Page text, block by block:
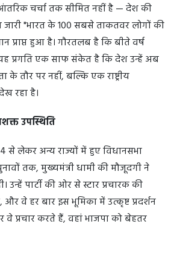
चर्चा तक सीमित नहीं है — देश की
जारी "भारत के 100 सबसे ताकतवर लोगों की
प्राप्त हुआ है। गौरतलब है कि बीते वर्ष
प्रगति एक साफ संकेत है कि देश उन्हें अब
तौर पर नहीं, बल्कि एक राष्ट्रीय
रहा है।
उपस्थिति
से लेकर अन्य राज्यों में हुए विधानसभा
तक, मुख्यमंत्री धामी की मौजूदगी ने
उन्हें पार्टी की ओर से स्टार प्रचारक की
और वे हर बार इस भूमिका में उत्कृष्ट प्रदर्शन
वे प्रचार करते हैं, वहां भाजपा को बेहतर